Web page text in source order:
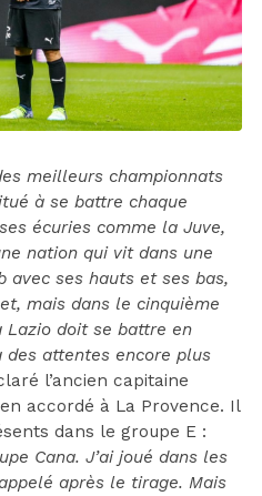
meilleurs championnats
à se battre chaque
écuries comme la Juve,
nation qui vit dans une
avec ses hauts et ses bas,
mais dans le cinquième
Lazio doit se battre en
des attentes encore plus
l’ancien capitaine
accordé à La Provence. Il
dans le groupe E :
Cana. J’ai joué dans les
après le tirage. Mais